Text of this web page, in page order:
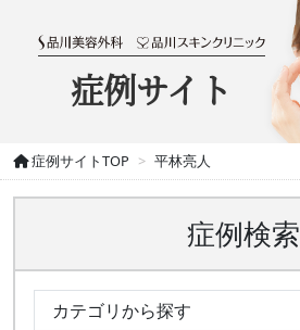
症例サイト
症例サイトTOP 平林亮人
症例検索